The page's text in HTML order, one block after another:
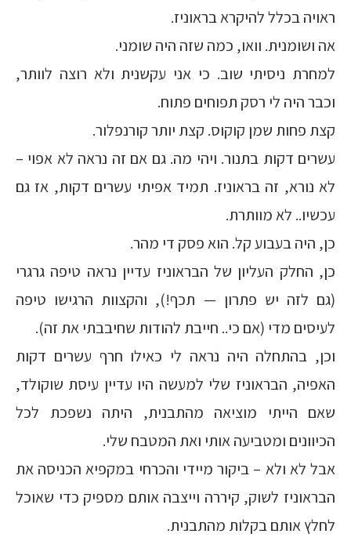
ראויה בכלל להיקרא בראוניז.
אה ושומנית. וואו, כמה שזה היה שומני.
למחרת ניסיתי שוב. כי אני עקשנית ולא רוצה לוותר,
וכבר היה לי רסק תפוחים פתוח.
קצת פחות שמן קוקוס. קצת יותר קורנפלור.
עשרים דקות בתנור. ויהי מה. גם אם זה נראה לא אפוי –
לא נורא, זה בראוניז. תמיד אפיתי עשרים דקות, אז גם
עכשיו.. לא מוותרת.
כן, היה בעבוע קל. הוא פסק די מהר.
כן, החלק העליון של הבראוניז עדיין נראה טיפה גרגרי
(גם לזה יש פתרון — תכף!), והקצוות הרגישו טיפה
לעיסים מדי (אם כי.. חייבת להודות שחיבבתי את זה).
וכן, בהתחלה היה נראה לי כאילו חרף עשרים דקות
האפיה, הבראוניז שלי למעשה היו עדיין עיסת שוקולד,
שאם הייתי מוציאה מהתבנית, היתה נשפכת לכל
הכיוונים ומטביעה אותי ואת המטבח שלי.
אבל לא ולא – ביקור מיידי והכרחי במקפיא הכניסה את
הבראוניז לשוק, קיררה וייצבה אותם מספיק כדי שאוכל
לחלץ אותם בקלות מהתבנית.